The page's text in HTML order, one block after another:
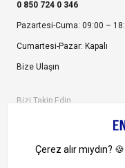
0 850 724 0 346
Pazartesi-Cuma: 09:00 –
Cumartesi-Pazar: Kapalı
Bize Ulaşın
Bizi Takip Edin